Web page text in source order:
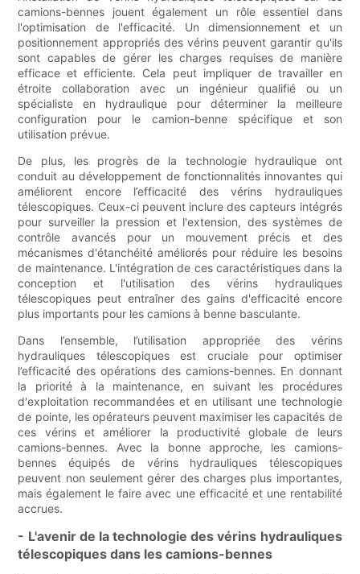
camions-bennes jouent également un rôle essentiel dans
l'optimisation de l'efficacité. Un dimensionnement et un
positionnement appropriés des vérins peuvent garantir qu'ils
sont capables de gérer les charges requises de manière
efficace et efficiente. Cela peut impliquer de travailler en
étroite collaboration avec un ingénieur qualifié ou un
spécialiste en hydraulique pour déterminer la meilleure
configuration pour le camion-benne spécifique et son
utilisation prévue.
De plus, les progrès de la technologie hydraulique ont
conduit au développement de fonctionnalités innovantes qui
améliorent encore l’efficacité des vérins hydrauliques
télescopiques. Ceux-ci peuvent inclure des capteurs intégrés
pour surveiller la pression et l'extension, des systèmes de
contrôle avancés pour un mouvement précis et des
mécanismes d'étanchéité améliorés pour réduire les besoins
de maintenance. L'intégration de ces caractéristiques dans la
conception et l'utilisation des vérins hydrauliques
télescopiques peut entraîner des gains d'efficacité encore
plus importants pour les camions à benne basculante.
Dans l’ensemble, l’utilisation appropriée des vérins
hydrauliques télescopiques est cruciale pour optimiser
l’efficacité des opérations des camions-bennes. En donnant
la priorité à la maintenance, en suivant les procédures
d'exploitation recommandées et en utilisant une technologie
de pointe, les opérateurs peuvent maximiser les capacités de
ces vérins et améliorer la productivité globale de leurs
camions-bennes. Avec la bonne approche, les camions-
bennes équipés de vérins hydrauliques télescopiques
peuvent non seulement gérer des charges plus importantes,
mais également le faire avec une efficacité et une rentabilité
accrues.
- L'avenir de la technologie des vérins hydrauliques
télescopiques dans les camions-bennes